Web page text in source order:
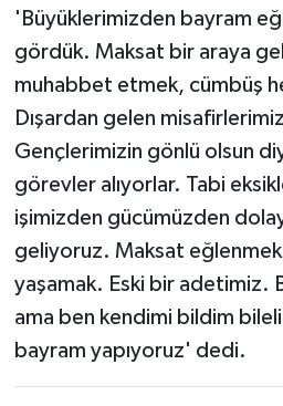
'Büyüklerimizden bayram
gördük. Maksat bir araya
muhabbet etmek, cümbüş
Dışardan gelen
Gençlerimizin gönlü olsun
görevler alıyorlar. Tabi
işimizden gücümüzden
geliyoruz. Maksat
yaşamak. Eski bir adetimiz.
ama ben kendimi bildim
bayram yapıyoruz' dedi.